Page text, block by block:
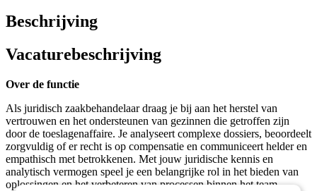
Beschrijving
Vacaturebeschrijving
Over de functie
Als juridisch zaakbehandelaar draag je bij aan het herstel van
vertrouwen en het ondersteunen van gezinnen die getroffen zijn
door de toeslagenaffaire. Je analyseert complexe dossiers, beoordeelt
zorgvuldig of er recht is op compensatie en communiceert helder en
empathisch met betrokkenen. Met jouw juridische kennis en
analytisch vermogen speel je een belangrijke rol in het bieden van
oplossingen en het verbeteren van processen binnen het team.